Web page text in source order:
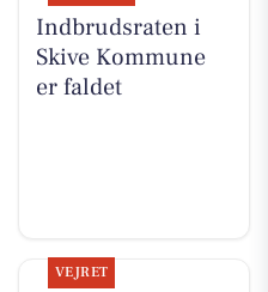
Indbrudsraten i
Skive Kommune
er faldet
VEJRET